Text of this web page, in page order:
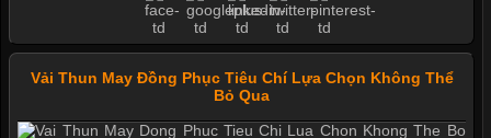
Vải Thun May Đồng Phục Tiêu Chí Lựa Chọn Không Thể
Bỏ Qua